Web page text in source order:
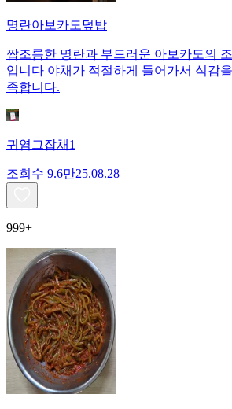
명란아보카도덮밥
짭조름한 명란과 부드러운 아보카도의
입니다 야채가 적절하게 들어가서 식감
족합니다.
귀염그잡채1
조회수 9.6만25.08.28
999+